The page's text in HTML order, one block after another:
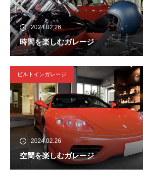
2024.02.26
時間を楽しむガレージ
ビルトインガレージ
2024.02.26
空間を楽しむガレージ